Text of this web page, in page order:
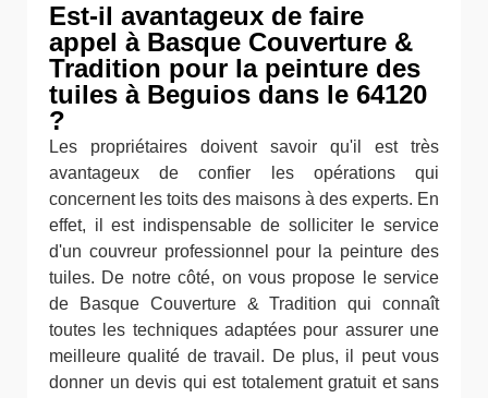
Est-il avantageux de faire
appel à Basque Couverture &
Tradition pour la peinture des
tuiles à Beguios dans le 64120
?
Les propriétaires doivent savoir qu'il est très
avantageux de confier les opérations qui
concernent les toits des maisons à des experts. En
effet, il est indispensable de solliciter le service
d'un couvreur professionnel pour la peinture des
tuiles. De notre côté, on vous propose le service
de Basque Couverture & Tradition qui connaît
toutes les techniques adaptées pour assurer une
meilleure qualité de travail. De plus, il peut vous
donner un devis qui est totalement gratuit et sans